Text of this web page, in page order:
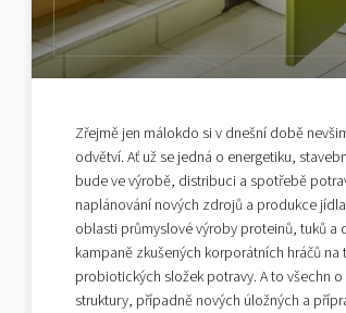
Zřejmě jen málokdo si v dnešní době
odvětví. Ať už se jedná o energetiku,
bude ve výrobě, distribuci a spotřebě
naplánování nových zdrojů a produkce
oblasti průmyslové výroby proteinů, tuků
kampaně zkušených korporátních hráčů
probiotických složek potravy. A to všechn
struktury, případně nových úložných a